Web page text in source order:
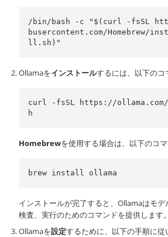
/bin/bash -c "$(curl -fsSL
busercontent.com/Homebrew/
ll.sh)"
Ollamaをインストールするには、以下のコ
curl -fsSL https://
h
Homebrewを使用する場合は、以下のコ
brew install ollama
インストールが完了すると、Ollamaはモデ
検査、実行のためのコマンドを提供します。
Ollamaを設定するために、以下の手順に従